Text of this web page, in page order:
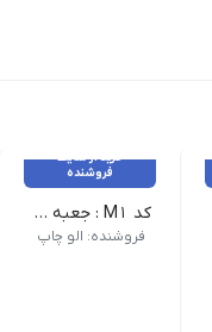
خرید از سایت
فروشنده
کد M1 : جعبه دارویی _ 25 عدد
فروشنده: الو چاپ